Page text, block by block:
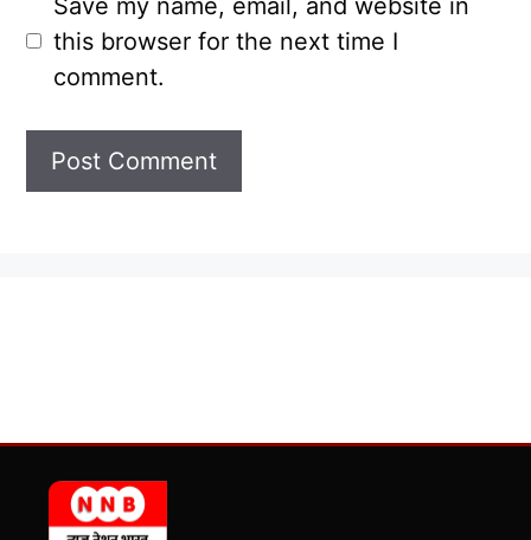
this browser for the next time I
comment.